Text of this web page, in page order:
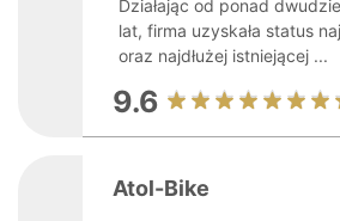
Działając od ponad
lat, firma uzyskała status
oraz najdłużej istniejącej ...
9.6
Atol-Bike